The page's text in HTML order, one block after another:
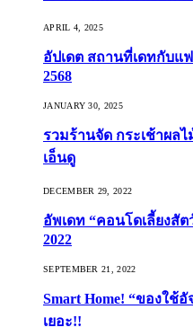
APRIL 4, 2025
อัปเดต สถานที่เดทกับแ
2568
JANUARY 30, 2025
รวมร้านจัด กระเช้าผล
เอ็นดู
DECEMBER 29, 2022
อัพเดท “คอนโดเลี้ยงสัต
2022
SEPTEMBER 21, 2022
Smart Home! “ของใช้
เยอะ!!